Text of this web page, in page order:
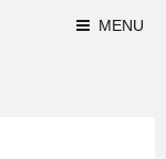
MENU